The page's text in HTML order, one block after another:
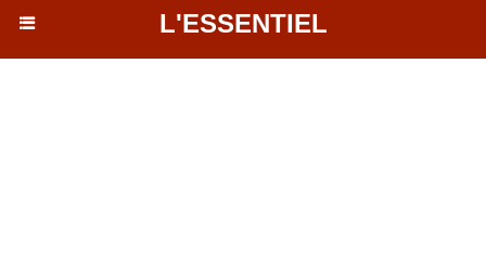
L'ESSENTIEL